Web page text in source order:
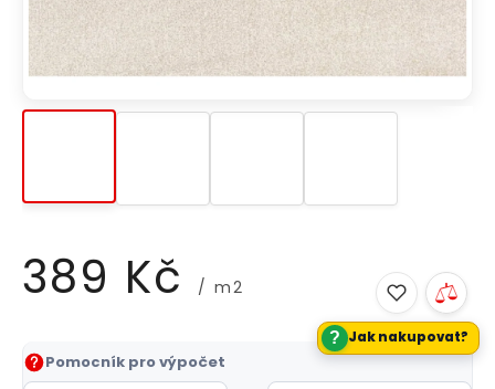
389 Kč / m2
Měrná
cena:
Pomocník pro výpočet
? Jak nakupovat?